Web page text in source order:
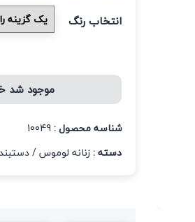
انتخاب رنگ
موجود شد
شناسه محصول :10049
دسته :زنانه لوموس/